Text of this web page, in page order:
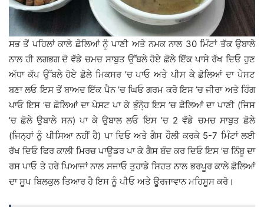
ਸਭ ਤੋਂ ਪਹਿਲਾਂ ਕਾਲੇ ਛੋਲਿਆਂ ਨੂੰ ਪਾਣੀ ਅਤੇ ਨਮਕ ਨਾਲ 30 ਮਿੰਟਾਂ ਤੱਕ ਉਬਾਲੋ
ਨਾਲ ਹੀ ਲਗਭਗ ਦੋ ਵੱਡੇ ਚਮਚ ਸਾਬੁਤ ਉੱਬਲੇ ਹੋਏ ਛੋਲੇ ਇੱਕ ਪਾਸੇ ਰੱਖ ਦਿਓ ਹੁਣ
ਅੱਧਾ ਕੱਪ ਉੱਬਲੇ ਹੋਏ ਛੋਲੇ ਮਿਕਸਰ ’ਚ ਪਾਓ ਅਤੇ ਪੀਸ ਕੇ ਛੋਲਿਆਂ ਦਾ ਪੇਸਟ
ਬਣਾ ਲਓ ਇਸ ਤੋਂ ਬਾਅਦ ਇੱਕ ਪੈਨ ’ਚ ਘਿਓ ਗਰਮ ਕਰੋ ਇਸ ’ਚ ਜੀਰਾ ਅਤੇ ਹਿੰਗ
ਪਾਓ ਇਸ ’ਚ ਛੋਲਿਆਂ ਦਾ ਪੇਸਟ ਪਾ ਕੇ ਭੁੰਨੋ੍ਹ ਇਸ ’ਚ ਛੋਲਿਆਂ ਦਾ ਪਾਣੀ (ਜਿਸ
’ਚ ਛੋਲੇ ਉਬਾਲੇ ਸਨ) ਪਾ ਕੇ ਉਬਾਲ ਲਓ ਇਸ ’ਚ 2 ਵੱਡੇ ਚਮਚ ਸਾਬੁਤ ਛੋਲੇ
(ਜਿਨ੍ਹਾਂ ਨੂੰ ਪੀਸਿਆ ਨਹੀਂ ਹੈ) ਪਾ ਦਿਓ ਅਤੇ ਗੈਸ ਹੌਲੀ ਕਰਕੇ 5-7 ਮਿੰਟਾਂ ਲਈ
ਰੱਖ ਦਿਓ ਫਿਰ ਕਾਲੀ ਮਿਰਚ ਪਾਊਡਰ ਪਾ ਕੇ ਗੈਸ ਬੰਦ ਕਰ ਦਿਓ ਇਸ ’ਚ ਨਿੰਬੂ ਦਾ
ਰਸ ਪਾਓ ਤੇ ਹਰੇ ਪਿਆਜਾਂ ਨਾਲ ਸਜਾਓ ਤੁਹਾਡੇ ਸਿਹਤ ਨਾਲ ਭਰਪੂਰ ਕਾਲੇ ਛੋਲਿਆਂ
ਦਾ ਸੂਪ ਬਿਲਕੁਲ ਤਿਆਰ ਹੈ ਇਸ ਨੂੰ ਪੀਓ ਅਤੇ ਊਰਜਾਵਾਨ ਮਹਿਸੂਸ ਕਰੋ।